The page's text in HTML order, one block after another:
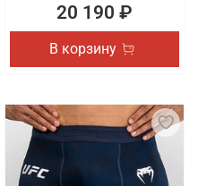
20 190 ₽
В корзину